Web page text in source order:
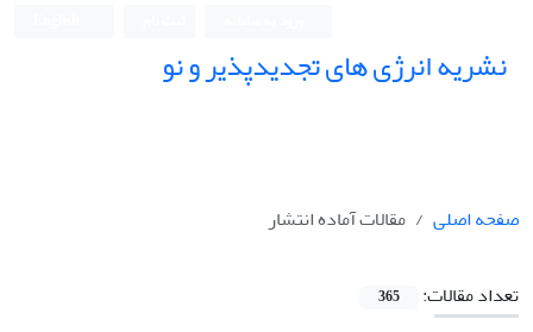
نشریه انرژی های تجدیدپذیر و نو
صفحه اصلی مقالات آماده انتشار
تعداد مقالات: 365